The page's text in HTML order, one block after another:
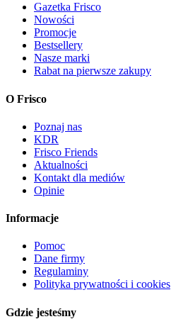
Gazetka Frisco
Nowości
Promocje
Bestsellery
Nasze marki
Rabat na pierwsze zakupy
O Frisco
Poznaj nas
KDR
Frisco Friends
Aktualności
Kontakt dla mediów
Opinie
Informacje
Pomoc
Dane firmy
Regulaminy
Polityka prywatności i cookies
Gdzie jesteśmy